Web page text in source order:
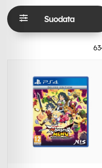
Suodata